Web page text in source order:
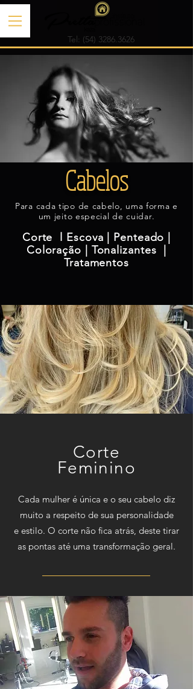
Tel: (54) 3286.3626
Para cada tipo de cabelo, uma forma e
um jeito especial de cuidar.
Corte
Escova | Penteado |
Coloração | Tonalizantes |
Tratamentos
Corte
Feminino
Cada mulher é única e o seu cabelo diz
muito a respeito de sua personalidade
e estilo. O corte não fica atrás, deste tirar
as pontas até uma transformação geral.
Cabelos